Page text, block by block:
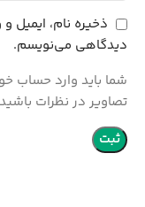
ذخیره نام، ایمیل
دیدگاهی می‌نویسم.
شما باید وارد حساب
تصاویر در نظرات